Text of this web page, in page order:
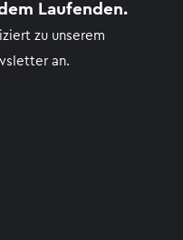
Laufenden.
zu unserem
an.